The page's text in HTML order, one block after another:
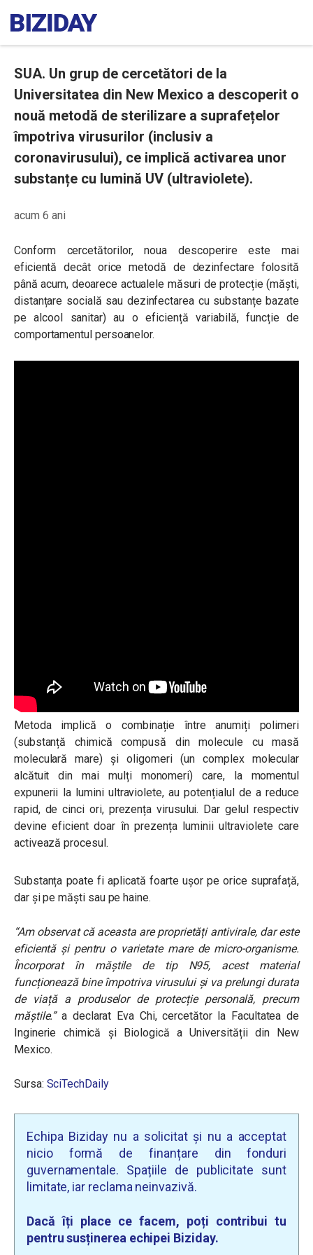
SUA. Un grup de cercetători de la
Universitatea din New Mexico a descoperit o
nouă metodă de sterilizare a suprafețelor
împotriva virusurilor (inclusiv a
coronavirusului), ce implică activarea unor
substanțe cu lumină UV (ultraviolete).
acum 6 ani
Conform cercetătorilor, noua descoperire este mai
eficientă decât orice metodă de dezinfectare folosită
până acum, deoarece actualele măsuri de protecție (măști,
distanțare socială sau dezinfectarea cu substanțe bazate
pe alcool sanitar) au o eficiență variabilă, funcție de
comportamentul persoanelor.
Metoda implică o combinație între anumiți polimeri
(substanță chimică compusă din molecule cu masă
moleculară mare) și oligomeri (un complex molecular
alcătuit din mai mulți monomeri) care, la momentul
expunerii la lumini ultraviolete, au potențialul de a reduce
rapid, de cinci ori, prezența virusului. Dar gelul respectiv
devine eficient doar în prezența luminii ultraviolete care
activează procesul.
Substanța poate fi aplicată foarte ușor pe orice suprafață,
dar și pe măști sau pe haine.
“Am observat că aceasta are proprietăți antivirale, dar este
eficientă și pentru o varietate mare de micro-organisme.
Încorporat în măștile de tip N95, acest material
funcționează bine împotriva virusului și va prelungi durata
de viață a produselor de protecție personală, precum
măștile.”a declarat Eva Chi, cercetător la Facultatea de
Inginerie chimică și Biologică a Universității din New
Mexico.
Sursa: SciTechDaily
Echipa Biziday nu a solicitat și nu a acceptat
nicio formă de finanțare din fonduri
guvernamentale. Spațiile de publicitate sunt
limitate, iar reclama neinvazivă.
Dacă îți place ce facem, poți contribui tu
pentru susținerea echipei Biziday.